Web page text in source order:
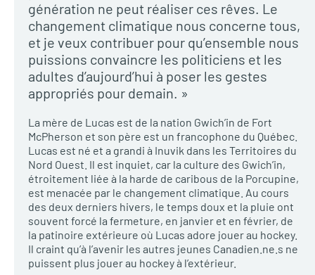
génération ne peut réaliser ces rêves. Le
changement climatique nous concerne tous,
et je veux contribuer pour qu’ensemble nous
puissions convaincre les politiciens et les
adultes d’aujourd’hui à poser les gestes
appropriés pour demain. »
La mère de Lucas est de la nation Gwich’in de Fort
McPherson et son père est un francophone du Québec.
Lucas est né et a grandi à Inuvik dans les Territoires du
Nord Ouest. Il est inquiet, car la culture des Gwich’in,
étroitement liée à la harde de caribous de la Porcupine,
est menacée par le changement climatique. Au cours
des deux derniers hivers, le temps doux et la pluie ont
souvent forcé la fermeture, en janvier et en février, de
la patinoire extérieure où Lucas adore jouer au hockey.
Il craint qu’à l’avenir les autres jeunes Canadien.ne.s ne
puissent plus jouer au hockey à l’extérieur.